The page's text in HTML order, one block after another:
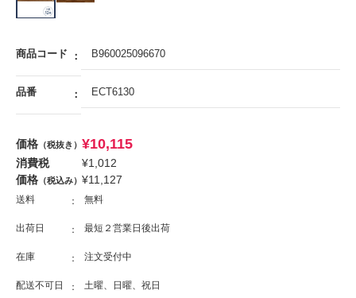
商品コード B960025096670
品番 ECT6130
価格 （税抜き） ¥10,115
消費税 ¥1,012
価格 （税込み） ¥11,127
送料 無料
出荷日 最短２営業日後出荷
在庫 注文受付中
配送不可日 土曜、日曜、祝日